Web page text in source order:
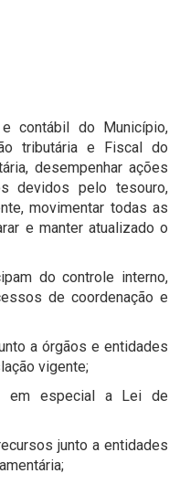
contábil do Município,
tributária e Fiscal do
desempenhar ações
devidos pelo tesouro,
movimentar todas as
e manter atualizado o
do controle interno,
de coordenação e
a órgãos e entidades
vigente;
em especial a Lei de
junto a entidades